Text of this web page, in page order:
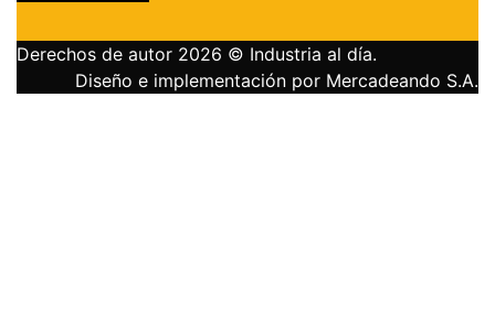
Derechos de autor 2026 © Industria al día.
Diseño e implementación por Mercadeando S.A.